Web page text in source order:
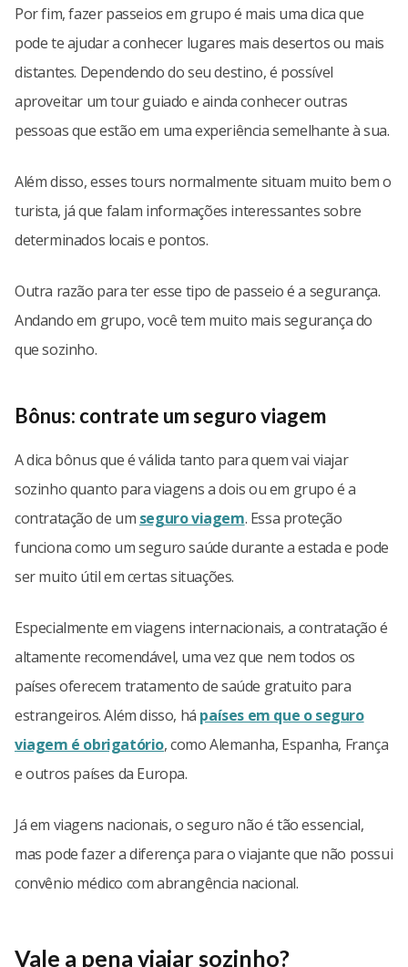
Por fim, fazer passeios em grupo é mais uma dica que
pode te ajudar a conhecer lugares mais desertos ou mais
distantes. Dependendo do seu destino, é possível
aproveitar um tour guiado e ainda conhecer outras
pessoas que estão em uma experiência semelhante à sua.
Além disso, esses tours normalmente situam muito bem o
turista, já que falam informações interessantes sobre
determinados locais e pontos.
Outra razão para ter esse tipo de passeio é a segurança.
Andando em grupo, você tem muito mais segurança do
que sozinho.
Bônus: contrate um seguro viagem
A dica bônus que é válida tanto para quem vai viajar
sozinho quanto para viagens a dois ou em grupo é a
contratação de um seguro viagem. Essa proteção
funciona como um seguro saúde durante a estada e pode
ser muito útil em certas situações.
Especialmente em viagens internacionais, a contratação é
altamente recomendável, uma vez que nem todos os
países oferecem tratamento de saúde gratuito para
estrangeiros. Além disso, há países em que o seguro
viagem é obrigatório, como Alemanha, Espanha, França
e outros países da Europa.
Já em viagens nacionais, o seguro não é tão essencial,
mas pode fazer a diferença para o viajante que não possui
convênio médico com abrangência nacional.
Vale a pena viajar sozinho?